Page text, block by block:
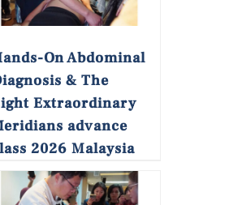
On Abdominal
& The
Extraordinary
advance
2026 Malaysia